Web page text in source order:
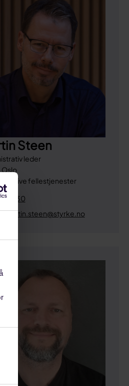
Steen
leder
Oslo
fellestjenester
77 330
martin.steen@styrke.no